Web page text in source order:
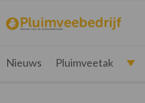
de
hoofdnavigatie
de
hoofd
de
eerste
de
voettekst
pluimveebedrijf.nl
Nieuws
pluimveehouder
Nieuws Pluimveetak